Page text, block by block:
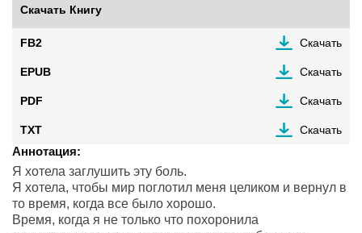
Скачать Книгу
FB2 Скачать
EPUB Скачать
PDF Скачать
TXT Скачать
Аннотация:
Я хотела заглушить эту боль.
Я хотела, чтобы мир поглотил меня целиком и вернул в
то время, когда все было хорошо.
Время, когда я не только что похоронила